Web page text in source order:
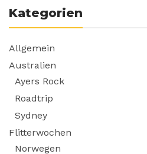
Kategorien
Allgemein
Australien
Ayers Rock
Roadtrip
Sydney
Flitterwochen
Norwegen